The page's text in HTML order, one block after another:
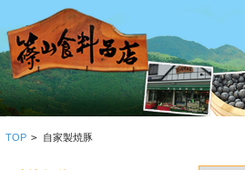
TOP > 自家製焼豚